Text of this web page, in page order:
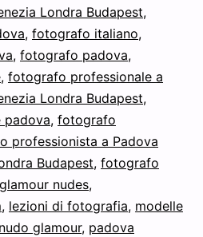
Londra Budapest,
, fotografo italiano,
, fotografo padova,
, fotografo professionale a
Londra Budapest,
, fotografo
professionista a Padova
Budapest, fotografo
glamour nudes,
, lezioni di fotografia, modelle
nudo glamour, padova